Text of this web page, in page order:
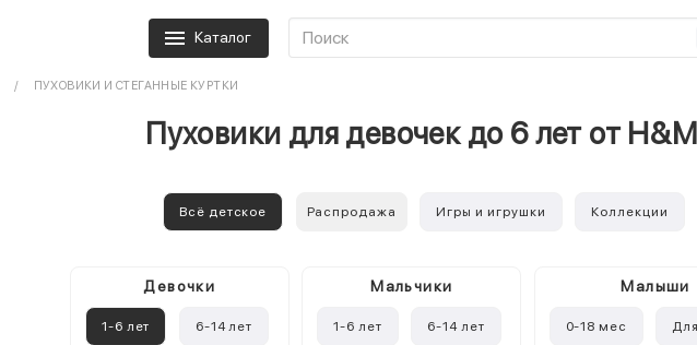
Каталог
ПУХОВИКИ И СТЕГАННЫЕ КУРТКИ
Пуховики для девочек до 6 лет от H&M
Всё детское Распродажа Игры и игрушки Коллекции
Девочки
1-6 лет 6-14 лет
Mальчики
1-6 лет 6-14 лет
Малыши
0-18 мес